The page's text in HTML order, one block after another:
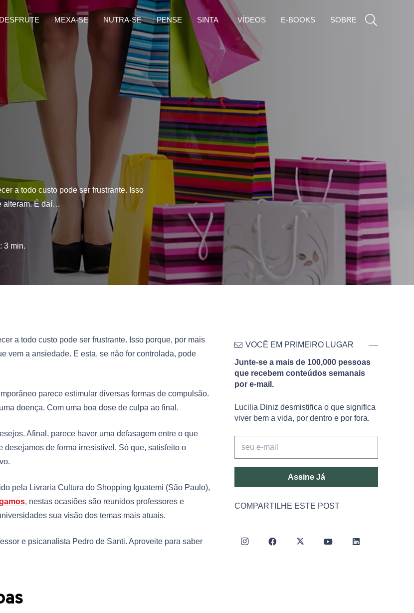
DESFRUTE MEXA-SE NUTRA-SE PENSE SINTA VÍDEOS E-BOOKS SOBRE
a todo custo pode ser frustrante. Isso
alteram. É daí…
3 min.
a todo custo pode ser frustrante. Isso porque, por mais
vem a ansiedade. E esta, se não for controlada, pode
parece estimular diversas formas de compulsão.
doença. Com uma boa dose de culpa ao final.
Afinal, parece haver uma defasagem entre o que
de forma irresistível. Só que, satisfeito o
pela Livraria Cultura do Shopping Iguatemi (São Paulo),
, nestas ocasiões são reunidos professores e
sua visão dos temas mais atuais.
e psicanalista Pedro de Santi. Aproveite para saber
VOCÊ EM PRIMEIRO LUGAR
Junte-se a mais de 100,000 pessoas
que recebem conteúdos semanais
por e-mail.
Lucilia Diniz desmistifica o que significa
viver bem a vida, por dentro e por fora.
Assine Já
COMPARTILHE ESTE POST